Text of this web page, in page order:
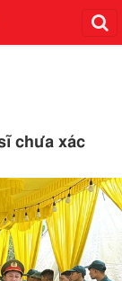
chưa xác